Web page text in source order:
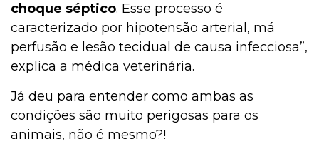
choque séptico. Esse processo é
caracterizado por hipotensão arterial, má
perfusão e lesão tecidual de causa infecciosa”,
explica a médica veterinária.
Já deu para entender como ambas as
condições são muito perigosas para os
animais, não é mesmo?!